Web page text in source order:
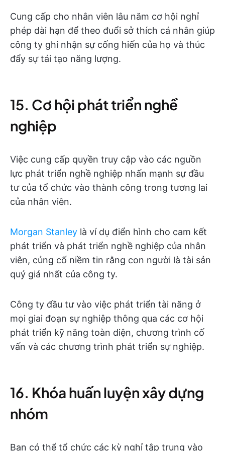
Cung cấp cho nhân viên lâu năm cơ hội nghỉ
phép dài hạn để theo đuổi sở thích cá nhân giúp
công ty ghi nhận sự cống hiến của họ và thúc
đẩy sự tái tạo năng lượng.
15. Cơ hội phát triển nghề
nghiệp
Việc cung cấp quyền truy cập vào các nguồn
lực phát triển nghề nghiệp nhấn mạnh sự đầu
tư của tổ chức vào thành công trong tương lai
của nhân viên.
Morgan Stanley là ví dụ điển hình cho cam kết
phát triển và phát triển nghề nghiệp của nhân
viên, củng cố niềm tin rằng con người là tài sản
quý giá nhất của công ty.
Công ty đầu tư vào việc phát triển tài năng ở
mọi giai đoạn sự nghiệp thông qua các cơ hội
phát triển kỹ năng toàn diện, chương trình cố
vấn và các chương trình phát triển sự nghiệp.
16. Khóa huấn luyện xây dựng
nhóm
Bạn có thể tổ chức các kỳ nghỉ tập trung vào